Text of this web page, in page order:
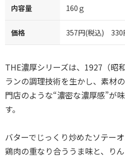
内容量 160ｇ
価格 357円(税込) 330
THE濃厚シリーズは、1927（昭
ランの調理技術を生かし、素材
門店のような“濃密な濃厚感”が
す。
バターでじっくり炒めたソテー
鶏肉の重なり合ううま味と、り